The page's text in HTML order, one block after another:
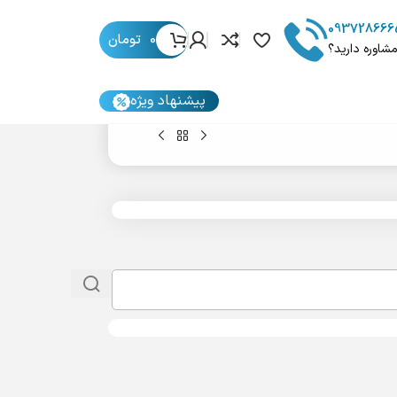
دارید؟
0 تومان
پیشنهاد ویژه